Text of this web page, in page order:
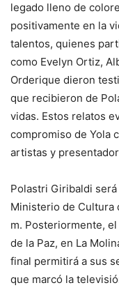
legado lleno de
positivamente en la
talentos, quienes
como Evelyn Ortiz,
Orderique dieron
que recibieron de
vidas. Estos relatos
compromiso de Yola
artistas y
Polastri Giribaldi
Ministerio de Cultura
m. Posteriormente,
de la Paz, en La
final permitirá a sus
que marcó la